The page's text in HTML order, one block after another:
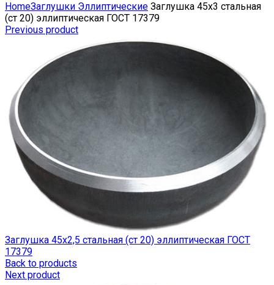
HomeЗаглушки Эллиптические Заглушка 45х3 стальная
(ст 20) эллиптическая ГОСТ 17379
Previous product
Заглушка 45х2,5 стальная (ст 20) эллиптическая ГОСТ
17379
Back to products
Next product